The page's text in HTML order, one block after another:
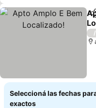
/
Seleccioná las fechas
exactos